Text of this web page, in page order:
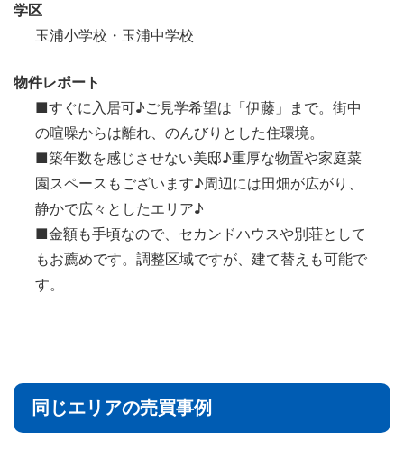
学区
玉浦小学校・玉浦中学校
物件レポート
■すぐに入居可♪ご見学希望は「伊藤」まで。街中
の喧噪からは離れ、のんびりとした住環境。
■築年数を感じさせない美邸♪重厚な物置や家庭菜
園スペースもございます♪周辺には田畑が広がり、
静かで広々としたエリア♪
■金額も手頃なので、セカンドハウスや別荘として
もお薦めです。調整区域ですが、建て替えも可能で
す。
同じエリアの売買事例